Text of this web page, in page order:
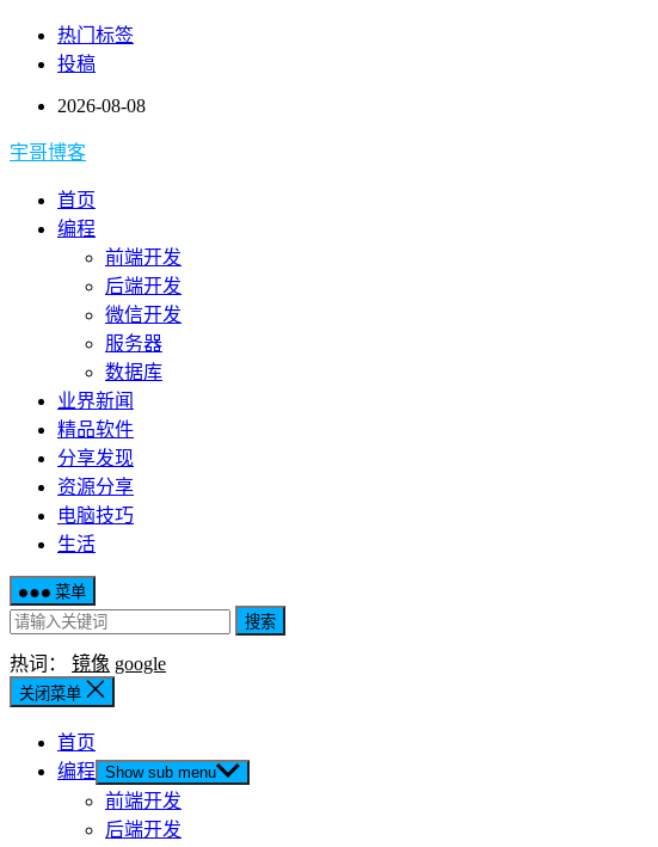
热门标签
投稿
2026-08-08
宇哥博客
首页
编程
前端开发
后端开发
微信开发
服务器
数据库
业界新闻
精品软件
分享发现
资源分享
电脑技巧
生活
菜单
搜索
热词： 镜像 google
关闭菜单
首页
编程 Show sub menu
前端开发
后端开发